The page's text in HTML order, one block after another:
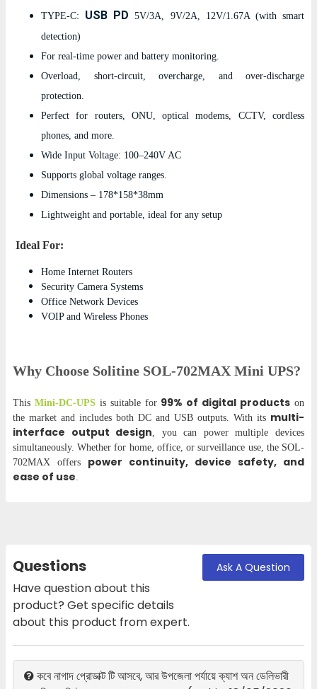
TYPE-C: USB PD5V/3A, 9V/2A, 12V/1.67A (with smart
detection)
For real-time power and battery monitoring.
Overload, short-circuit, overcharge, and over-discharge
protection.
Perfect for routers, ONU, optical modems, CCTV, cordless
phones, and more.
Wide Input Voltage: 100–240V AC
Supports global voltage ranges.
Dimensions – 178*158*38mm
Lightweight and portable, ideal for any setup
Ideal For:
Home Internet Routers
Security Camera Systems
Office Network Devices
VOIP and Wireless Phones
Why Choose Solitine SOL-702MAX Mini UPS?
This Mini-DC-UPSis suitable for 99% of digital products on
the market and includes both DC and USB outputs. With its multi-
interface output design , you can power multiple devices
simultaneously. Whether for home, office, or surveillance use, the SOL-
702MAX offers power continuity, device safety, and
ease of use
Questions
Have question about this
product? Get specific details
about this product from expert.
Ask A Question
কবে নাগাদ প্রোডাক্ট টি আসবে, আর উপজেলা পর্যায়ে ক্যাশ অন ডেলিভারী